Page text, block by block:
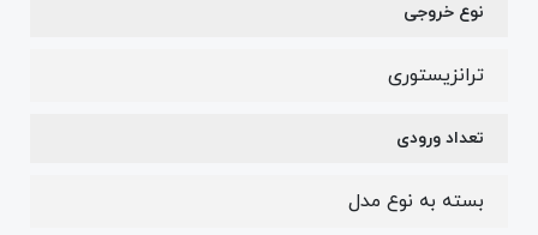
نوع خروجی
ترانزیستوری
تعداد ورودی
بسته به نوع مدل